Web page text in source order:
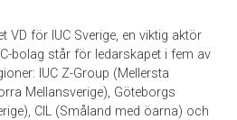
VD för IUC Sverige, en viktig aktör
bolag står för ledarskapet i fem av
IUC Z-Group (Mellersta
Mellansverige), Göteborgs
CIL (Småland med öarna) och